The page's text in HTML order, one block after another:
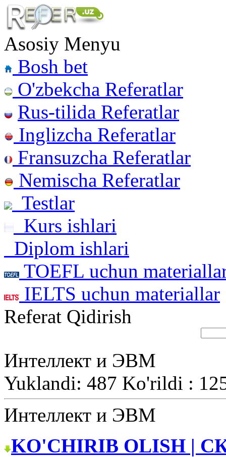
Asosiy Menyu
Bosh bet
O'zbekcha Referatlar
Rus-tilida Referatlar
Inglizcha Referatlar
Fransuzcha Referatlar
Nemischa Referatlar
Testlar
Kurs ishlari
Diplom ishlari
TOEFL uchun
IELTS uchun materiallar
Referat Qidirish
Интеллект и ЭВМ
Yuklandi: 487 Ko'rildi :
Интеллект и ЭВМ
KO'CHIRIB OLISH |